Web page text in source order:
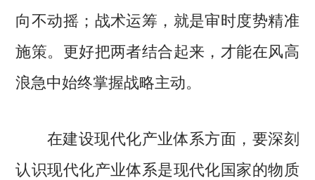
向不动摇；战术运筹，就是审时度势精准
施策。更好把两者结合起来，才能在风高
浪急中始终掌握战略主动。
在建设现代化产业体系方面，要深刻
认识现代化产业体系是现代化国家的物质